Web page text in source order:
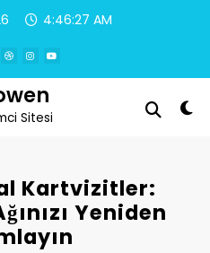
4:46:28 AM
Sitesi
Kartvizitler:
Yeniden